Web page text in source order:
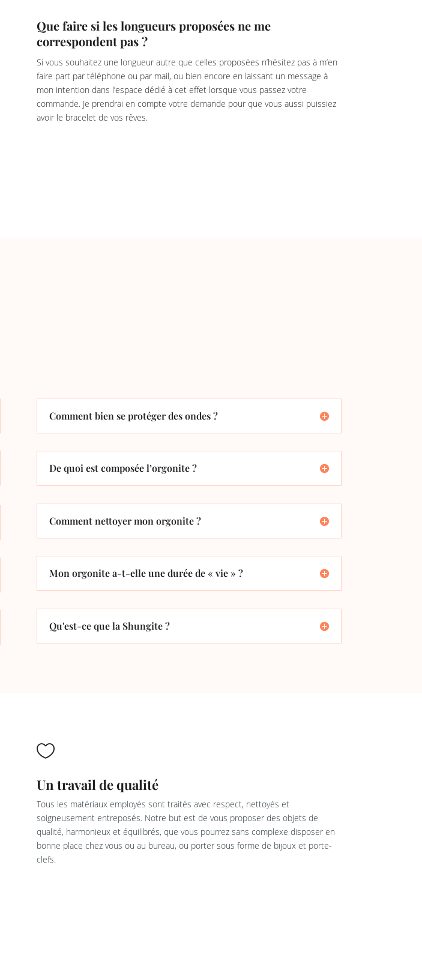
Que faire si les longueurs proposées ne me
correspondent pas ?
Si vous souhaitez une longueur autre que celles proposées n’hésitez pas à m’en
faire part par téléphone ou par mail, ou bien encore en laissant un message à
mon intention dans l’espace dédié à cet effet lorsque vous passez votre
commande. Je prendrai en compte votre demande pour que vous aussi puissiez
avoir le bracelet de vos rêves.
Comment bien se protéger des ondes ?
De quoi est composée l’orgonite ?
Comment nettoyer mon orgonite ?
Mon orgonite a-t-elle une durée de « vie » ?
Qu'est-ce que la Shungite ?

Un travail de qualité
Tous les matériaux employés sont traités avec respect, nettoyés et
soigneusement entreposés. Notre but est de vous proposer des objets de
qualité, harmonieux et équilibrés, que vous pourrez sans complexe disposer en
bonne place chez vous ou au bureau, ou porter sous forme de bijoux et porte-
clefs.